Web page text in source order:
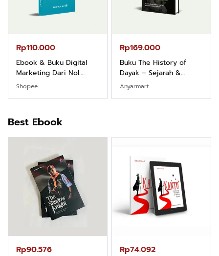
Rp110.000
Ebook & Buku Digital
Marketing Dari Nol:
Fondasi & Mindset untuk
Pemula
Shopee
Rp169.000
Buku The History of
Dayak – Sejarah &
Identitas Borneo Asli
Anyarmart
Best Ebook
Rp90.576 Rp74.092